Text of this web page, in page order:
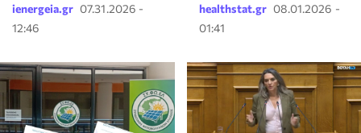
ienergeia.gr 07.31.2026 -
12:46
healthstat.gr 08.01.2026 -
01:41